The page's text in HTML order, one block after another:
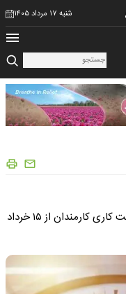
شنبه ۱۷ مرداد ۱۴۰۵
رییس سازمان اداری و استخدامی گفت: ساعت کاری کارمندان از ۱۵ خرداد